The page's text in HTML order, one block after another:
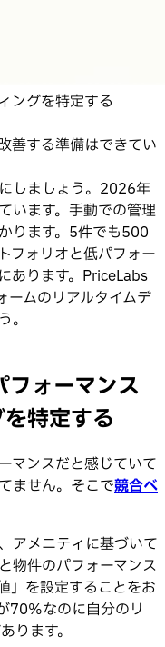
ングを特定する
善する準備はできてい
しましょう。2026年
います。手動での管理
ります。5件でも500
フォリオと低パフォー
あります。PriceLabs
ームのリアルタイムデ
。
ォーマンス
特定する
マンスだと感じていて
ません。そこで競合ベ
アメニティに基づいて
物件のパフォーマンス
」を設定することをお
70%なのに自分のリ
ります。